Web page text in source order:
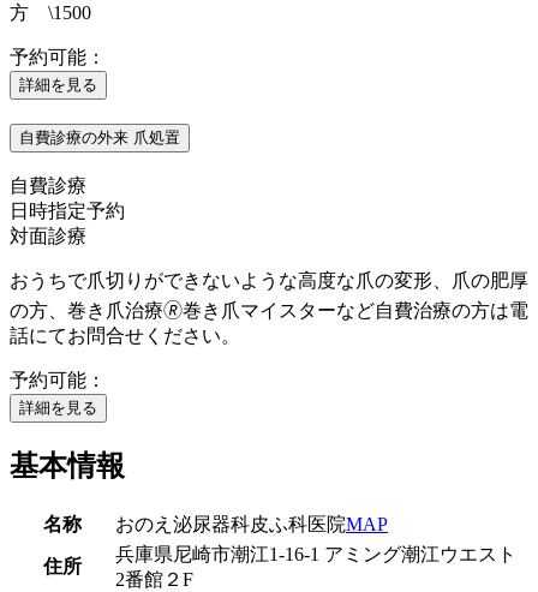
方 \1500
予約可能：
詳細を見る
自費診療の外来 爪処置
自費診療
日時指定予約
対面診療
おうちで爪切りができないような高度な爪の変形、爪の肥厚
の方、巻き爪治療🄬巻き爪マイスターなど自費治療の方は電
話にてお問合せください。
予約可能：
詳細を見る
基本情報
名称 おのえ泌尿器科皮ふ科医院MAP
住所
兵庫県尼崎市潮江1-16-1 アミング潮江ウエスト
2番館２F